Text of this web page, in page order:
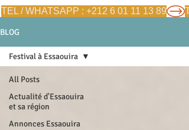
TEL / WHATSAPP : +212 6 01 11 13 89
BLOG
All Posts
Actualité d'Essaouira
et sa région
Annonces Essaouira
Festival à Essaouira